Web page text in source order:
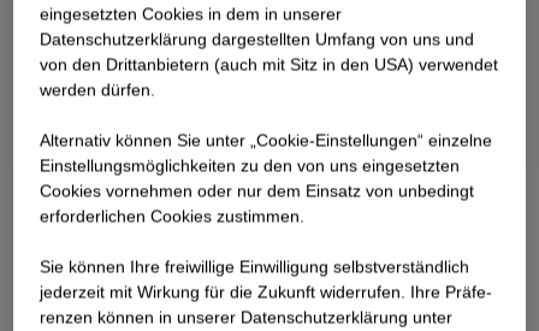
eingesetzten Cookies in dem in unserer
Datenschutzerklärung dargestellten Umfang von uns und
von den Drittanbietern (auch mit Sitz in den USA) verwendet
werden dürfen.
Alternativ können Sie unter „Cookie-Einstellungen“ einzelne
Einstellungsmöglichkeiten zu den von uns eingesetzten
Cookies vornehmen oder nur dem Einsatz von unbedingt
erforderlichen Cookies zustimmen.
Sie können Ihre freiwillige Einwilligung selbstverständlich
jederzeit mit Wirkung für die Zukunft widerrufen. Ihre Prä­fe­
renzen können in unserer Datenschutzerklärung unter